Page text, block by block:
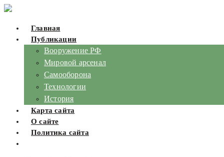
Skip
content
Главная
Публикации
Вооружение РФ
Мировой арсенал
Самооборона
Технологии
История
Карта сайта
О сайте
Политика сайта